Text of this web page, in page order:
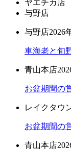
ヤエチカ店
与野店
与野店2026
車海老と旬
青山本店
お盆期間の
レイクタウ
お盆期間の
青山本店